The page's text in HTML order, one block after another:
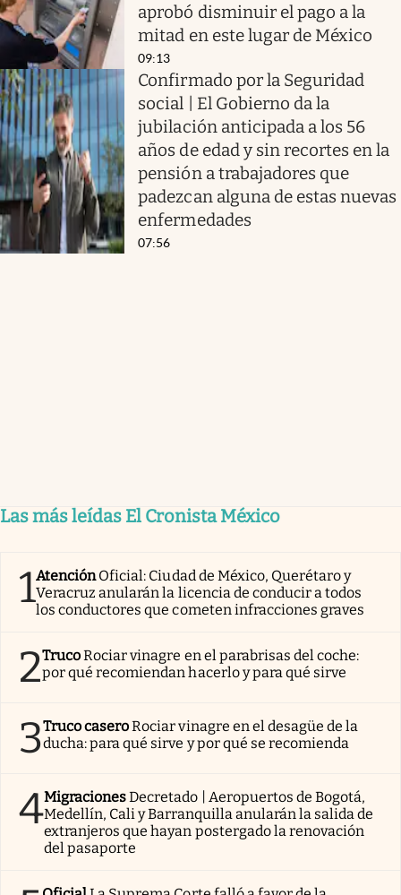
aprobó disminuir el pago a la
mitad en este lugar de México
09:13
Confirmado por la Seguridad
social | El Gobierno da la
jubilación anticipada a los 56
años de edad y sin recortes en la
pensión a trabajadores que
padezcan alguna de estas nuevas
enfermedades
07:56
Las más leídas El Cronista México
1AtenciónOficial: Ciudad de México, Querétaro y
Veracruz anularán la licencia de conducir a todos
los conductores que cometen infracciones graves
2TrucoRociar vinagre en el parabrisas del coche:
por qué recomiendan hacerlo y para qué sirve
3Truco caseroRociar vinagre en el desagüe de la
ducha: para qué sirve y por qué se recomienda
4MigracionesDecretado | Aeropuertos de Bogotá,
Medellín, Cali y Barranquilla anularán la salida de
extranjeros que hayan postergado la renovación
del pasaporte